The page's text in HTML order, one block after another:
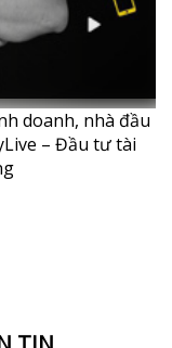
doanh, nhà đầu
– Đầu tư tài